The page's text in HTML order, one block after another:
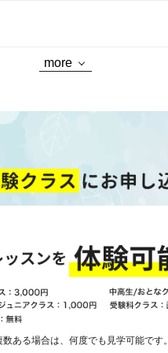
more
ある場合は、何度でも見学可能です。